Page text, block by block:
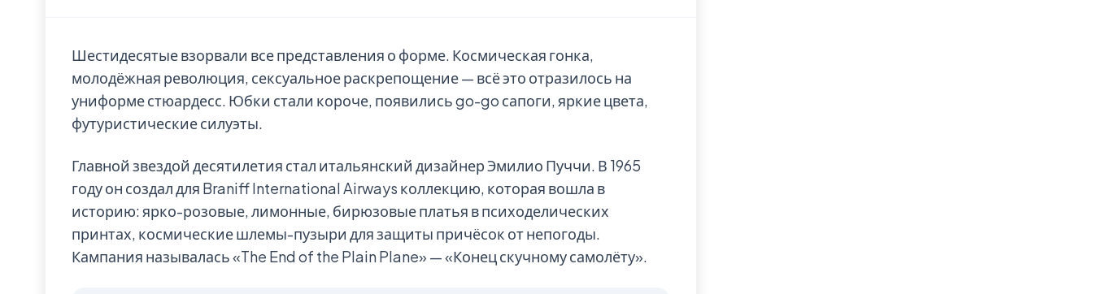
Шестидесятые взорвали все представления о форме. Космическая гонка,
молодёжная революция, сексуальное раскрепощение — всё это отразилось на
униформе стюардесс. Юбки стали короче, появились go-go сапоги, яркие цвета,
футуристические силуэты.
Главной звездой десятилетия стал итальянский дизайнер Эмилио Пуччи. В 1965
году он создал для Braniff International Airways коллекцию, которая вошла в
историю: ярко-розовые, лимонные, бирюзовые платья в психоделических
принтах, космические шлемы-пузыри для защиты причёсок от непогоды.
Кампания называлась «The End of the Plain Plane» — «Конец скучному самолёту».